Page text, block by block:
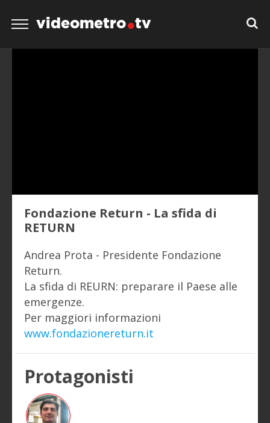
videometro tv
Fondazione Return - La sfida di
RETURN
Andrea Prota - Presidente Fondazione
Return.
La sfida di REURN: preparare il Paese alle
emergenze.
Per maggiori informazioni
www.fondazionereturn.it
Protagonisti